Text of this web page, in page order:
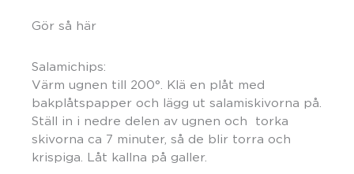
Gör så här
Salamichips:
Värm ugnen till 200°. Klä en plåt med
bakplåtspapper och lägg ut salamiskivorna på.
Ställ in i nedre delen av ugnen och torka
skivorna ca 7 minuter, så de blir torra och
krispiga. Låt kallna på galler.